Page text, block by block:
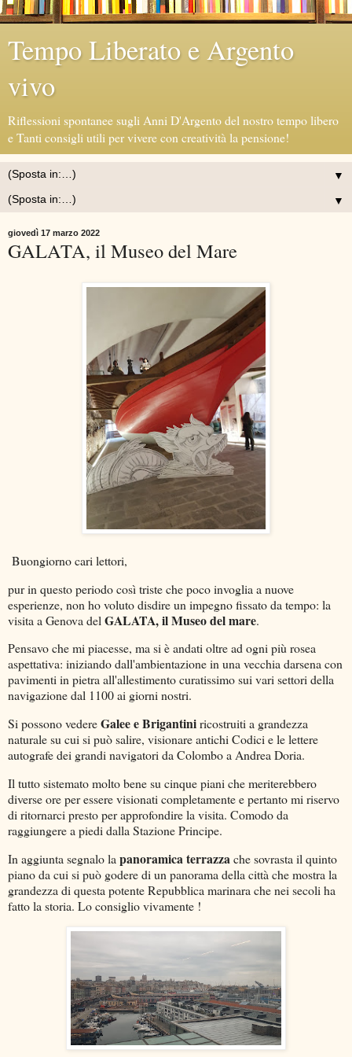
Tempo Liberato e Argento
vivo
Riflessioni spontanee sugli Anni D'Argento del nostro tempo libero
e Tanti consigli utili per vivere con creatività la pensione!
▼
▼
giovedì 17 marzo 2022
GALATA, il Museo del Mare
Buongiorno cari lettori,
pur in questo periodo così triste che poco invoglia a nuove
esperienze, non ho voluto disdire un impegno fissato da tempo: la
visita a Genova del GALATA, il Museo del mare.
Pensavo che mi piacesse, ma si è andati oltre ad ogni più rosea
aspettativa: iniziando dall'ambientazione in una vecchia darsena con
pavimenti in pietra all'allestimento curatissimo sui vari settori della
navigazione dal 1100 ai giorni nostri.
Si possono vedereGalee e Brigantiniricostruiti a grandezza
naturale su cui si può salire, visionare antichi Codici e le lettere
autografe dei grandi navigatori da Colombo a Andrea Doria.
Il tutto sistemato molto bene su cinque piani che meriterebbero
diverse ore per essere visionati completamente e pertanto mi riservo
di ritornarci presto per approfondire la visita. Comodo da
raggiungere a piedi dalla Stazione Principe.
In aggiunta segnalo la panoramica terrazzache sovrasta il quinto
piano da cui si può godere di un panorama della città che mostra la
grandezza di questa potente Repubblica marinara che nei secoli ha
fatto la storia. Lo consiglio vivamente !